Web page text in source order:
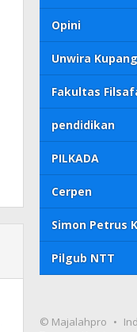
Opini
Unwira Kupang
Fakultas
pendidikan
PILKADA
Cerpen
Simon Petrus
Pilgub NTT
© Majalahpro